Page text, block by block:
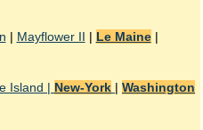
| Mayflower II | Le Maine|
Island | New-York | Washington